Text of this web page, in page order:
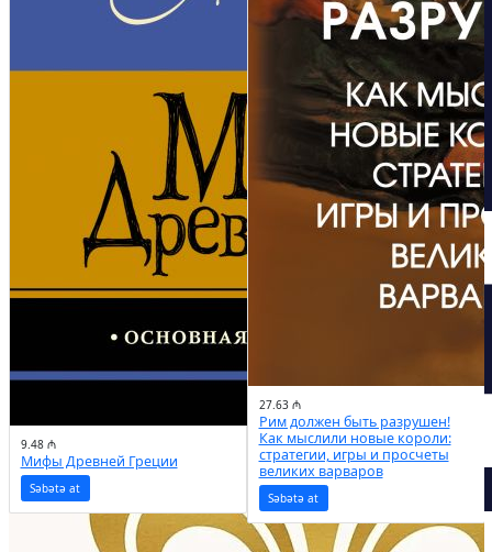
Kataloq
9.48 ₼
Мифы Древней Греции
Səbətə at
27.63 ₼
Рим должен быть разрушен!
Как мыслили новые короли:
стратегии, игры и просчеты
великих варваров
Səbətə at